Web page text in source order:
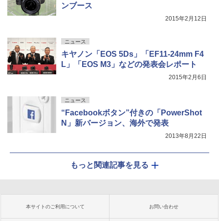
ンブース
2015年2月12日
ニュース
キヤノン「EOS 5Ds」「EF11-24mm F4
L」「EOS M3」などの発表会レポート
2015年2月6日
ニュース
“Facebookボタン”付きの「PowerShot
N」新バージョン、海外で発表
2013年8月22日
もっと関連記事を見る
本サイトのご利用について お問い合わせ